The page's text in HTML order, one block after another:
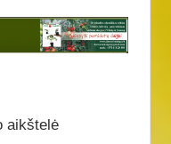
aikštelė